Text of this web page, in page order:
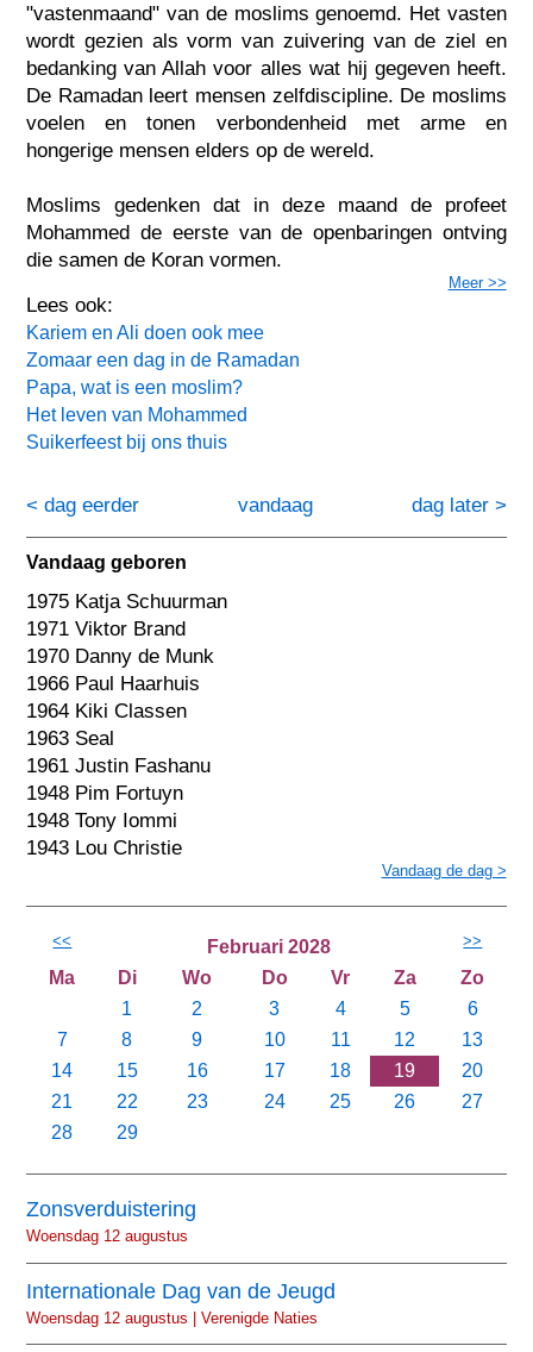
"vastenmaand" van de moslims genoemd. Het vasten
wordt gezien als vorm van zuivering van de ziel en
bedanking van Allah voor alles wat hij gegeven heeft.
De Ramadan leert mensen zelfdiscipline. De moslims
voelen en tonen verbondenheid met arme en
hongerige mensen elders op de wereld.
Moslims gedenken dat in deze maand de profeet
Mohammed de eerste van de openbaringen ontving
die samen de Koran vormen.
Meer >>
Lees ook:
Kariem en Ali doen ook mee
Zomaar een dag in de Ramadan
Papa, wat is een moslim?
Het leven van Mohammed
Suikerfeest bij ons thuis
< dag eerder dag later >
vandaag
Vandaag geboren
1975 Katja Schuurman
1971 Viktor Brand
1970 Danny de Munk
1966 Paul Haarhuis
1964 Kiki Classen
1963 Seal
1961 Justin Fashanu
1948 Pim Fortuyn
1948 Tony Iommi
1943 Lou Christie
Vandaag de dag >
<< Februari 2028 >>
Ma Di Wo Do Vr Za
Zo
1
2 3 4 5
6
7
8 9 10 11 12
13
14
15 16 17 18 19
20
21
22 23 24 25 26
27
28
29
Zonsverduistering
Woensdag 12 augustus
Internationale Dag van de Jeugd
Woensdag 12 augustus | Verenigde Naties